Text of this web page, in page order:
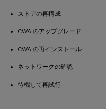
ストアの再構成
CWA のアップグレード
CWA の再インストール
ネットワークの確認
待機して再試行